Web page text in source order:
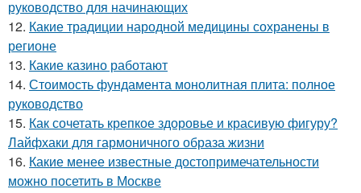
руководство для начинающих
12. Какие традиции народной медицины сохранены в
регионе
13. Какие казино работают
14. Стоимость фундамента монолитная плита: полное
руководство
15. Как сочетать крепкое здоровье и красивую фигуру?
Лайфхаки для гармоничного образа жизни
16. Какие менее известные достопримечательности
можно посетить в Москве